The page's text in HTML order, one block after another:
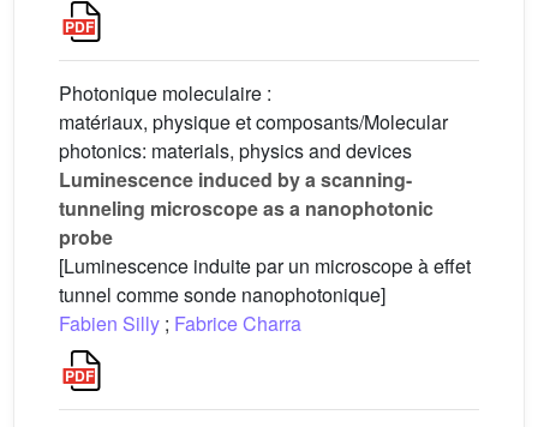
Photonique moleculaire :
matériaux, physique et composants/Molecular
photonics: materials, physics and devices
Luminescence induced by a scanning-
tunneling microscope as a nanophotonic
probe
[Luminescence induite par un microscope à effet
tunnel comme sonde nanophotonique]
Fabien Silly ; Fabrice Charra